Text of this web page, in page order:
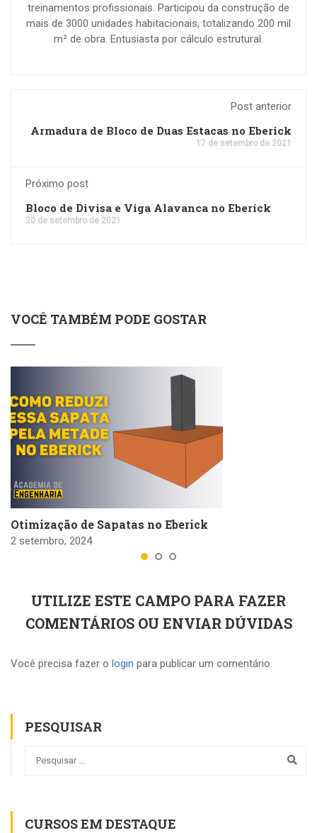
treinamentos profissionais. Participou da construção de
mais de 3000 unidades habitacionais, totalizando 200 mil
m² de obra. Entusiasta por cálculo estrutural.
Post anterior
Armadura de Bloco de Duas Estacas no Eberick
17 de setembro de 2021
Próximo post
Bloco de Divisa e Viga Alavanca no Eberick
20 de setembro de 2021
VOCÊ TAMBÉM PODE GOSTAR
Otimização de Sapatas no Eberick
2 setembro, 2024
UTILIZE ESTE CAMPO PARA FAZER
COMENTÁRIOS OU ENVIAR DÚVIDAS
Você precisa fazer o login para publicar um comentário.
PESQUISAR
CURSOS EM DESTAQUE